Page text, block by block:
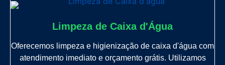
Limpeza de Caixa d'Água
Oferecemos limpeza e higienização de caixa d'água com
atendimento imediato e orçamento grátis. Utilizamos